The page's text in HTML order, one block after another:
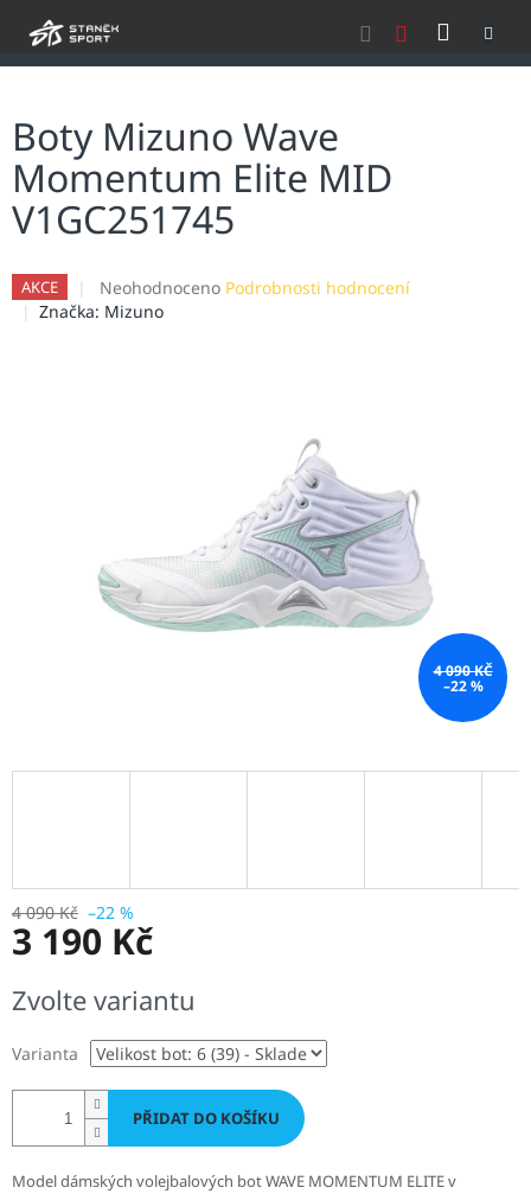
Boty Mizuno Wave
Momentum Elite MID
V1GC251745
AKCE
Průměrné
hodnocení
Neohodnoceno Podrobnosti hodnocení
Značka: Mizuno
4 090 KČ
–22 %
4 090 Kč –22 %
3 190 Kč
cena:
Zvolte variantu
Varianta
PŘIDAT DO KOŠÍKU
Model dámských volejbalových bot WAVE MOMENTUM ELITE v